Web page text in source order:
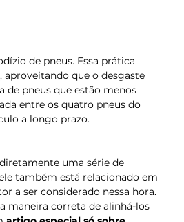
de pneus. Essa prática
que o desgaste
pneus que estão menos
entre os quatro pneus do
a longo prazo.
uma série de
também está relacionado em
a ser considerado nessa hora.
maneira correta de alinhá-los